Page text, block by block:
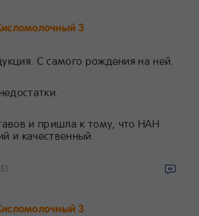
3
С самого рождения на ней.
и пришла к тому, что НАН
и качественный.
3